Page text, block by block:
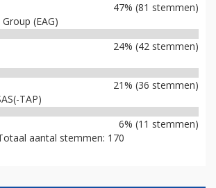
47% (81 stemmen)
(EAG)
24% (42 stemmen)
21% (36 stemmen)
TAP)
6% (11 stemmen)
aantal stemmen: 170